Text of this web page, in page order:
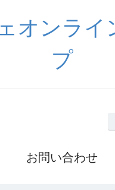
オンライ
プ
お問い合わせ